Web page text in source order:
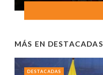
MÁS EN DESTACADAS
DESTACADAS